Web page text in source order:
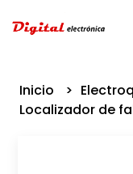
Inicio
Localizador de